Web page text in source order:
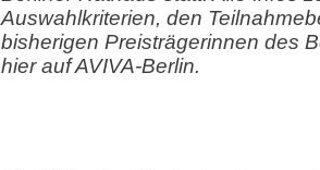
Auswahlkriterien, den
bisherigen Preisträgerinnen des
hier auf AVIVA-Berlin.